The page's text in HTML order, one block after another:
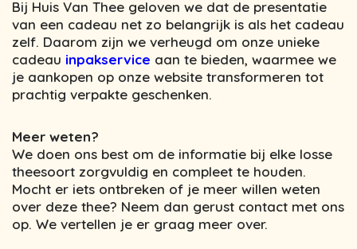
Bij Huis Van Thee geloven we dat de presentatie
van een cadeau net zo belangrijk is als het cadeau
zelf. Daarom zijn we verheugd om onze unieke
cadeau inpakservice aan te bieden, waarmee we
je aankopen op onze website transformeren tot
prachtig verpakte geschenken.
Meer weten?
We doen ons best om de informatie bij elke losse
theesoort zorgvuldig en compleet te houden.
Mocht er iets ontbreken of je meer willen weten
over deze thee? Neem dan gerust contact met ons
op. We vertellen je er graag meer over.